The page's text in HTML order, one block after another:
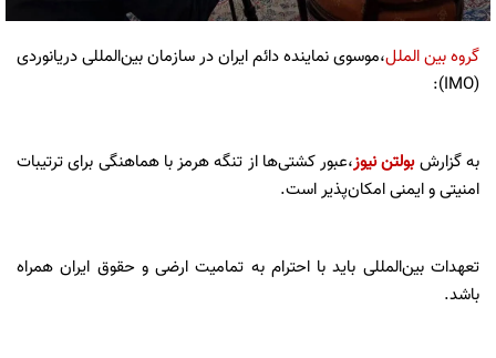
گروه بین الملل،موسوی نماینده دائم ایران در سازمان بین‌المللی دریانوردی
(IMO):
به گزارشبولتن نیوز،عبور کشتی‌ها از تنگه هرمز با هماهنگی برای ترتیبات
امنیتی و ایمنی امکان‌پذیر است.
تعهدات بین‌المللی باید با احترام به تمامیت ارضی و حقوق ایران همراه
باشد.